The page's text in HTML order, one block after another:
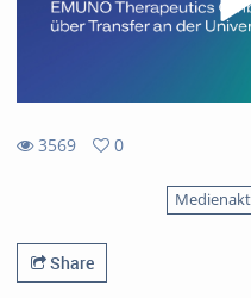
3569
0
Share